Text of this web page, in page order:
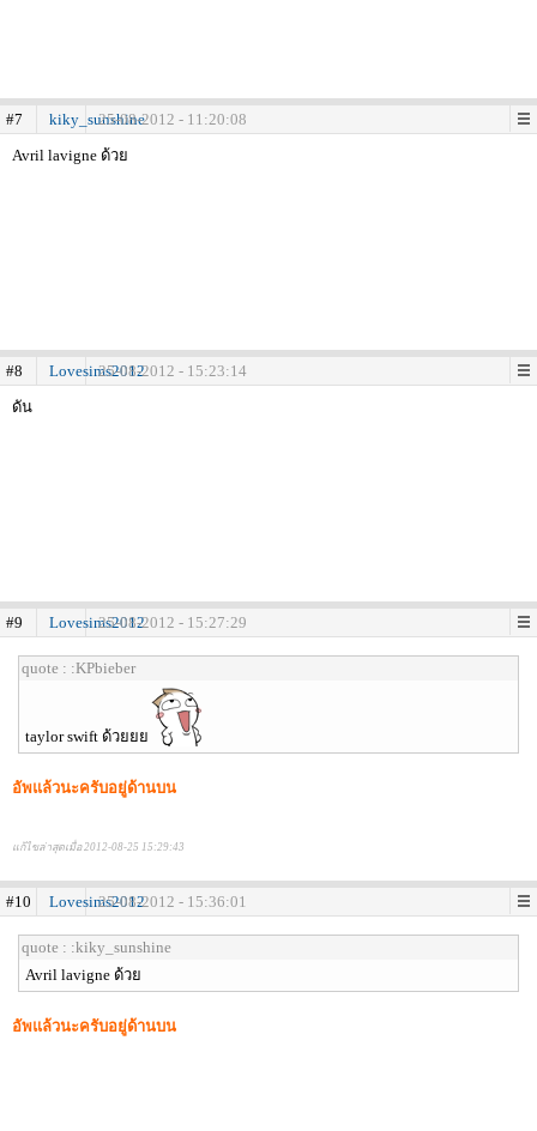
#7 kiky_sunshine25-08-2012 - 11:20:08
Avril lavigne ด้วย
#8 Lovesims201225-08-2012 - 15:23:14
ดัน
#9 Lovesims201225-08-2012 - 15:27:29
quote : :KPbieber
taylor swift ด้วยยย
อัพแล้วนะครับอยู่ด้านบน
แก้ไขล่าสุดเมื่อ 2012-08-25 15:29:43
#10 Lovesims201225-08-2012 - 15:36:01
quote : :kiky_sunshine
Avril lavigne ด้วย
อัพแล้วนะครับอยู่ด้านบน